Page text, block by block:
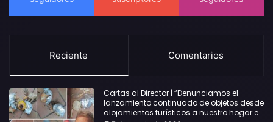
Reciente Comentarios
Cartas al Director | “Denunciamos el
lanzamiento continuado de objetos desde
alojamientos turísticos a nuestro hogar en